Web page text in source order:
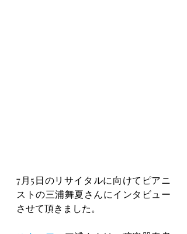
7月5日のリサイタルに向けてピアニ
ストの三浦舞夏さんにインタビュー
させて頂きました。